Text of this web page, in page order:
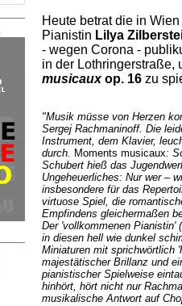
Heute betrat die in
Pianistin Lilya
- wegen Corona -
in der Lothringerstraße,
musicauxop. 16zu
"Musik müsse von Herzen
Sergej Rachmaninoff. Die
Instrument, dem Klavier,
durch. Moments musicaux:
Schubert hieß das
Ungeheuerliches: Nur wer –
insbesondere für das
virtuose Spiel, die
Empfindens gleichermaßen
Der 'vollkommenen Pianistin'
in diesen hell wie dunkel
Miniaturen mit sprichwörtlich
majestätischer Brillanz und
pianistischer Spielweise
hinhört, hört nicht nur
musikalische Antwort auf